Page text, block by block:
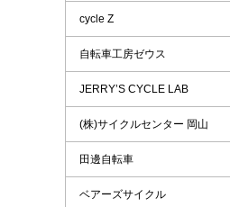
cycle Z
自転車工房ゼウス
JERRY’S CYCLE LAB
(株)サイクルセンター 岡山
田邊自転車
ベアーズサイクル